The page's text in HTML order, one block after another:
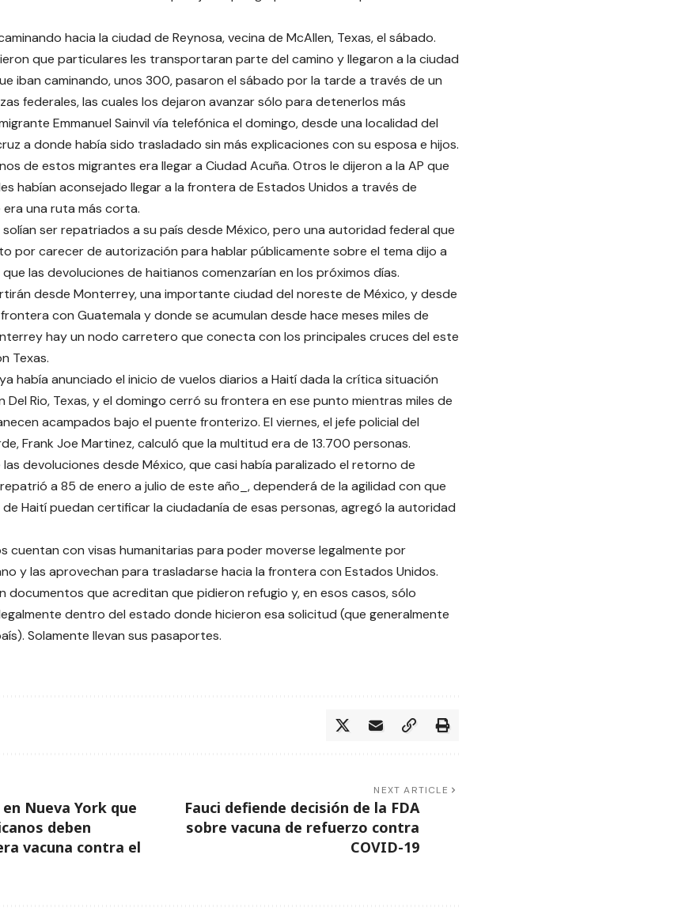
hacia la ciudad de Reynosa, vecina de McAllen, Texas, el sábado.
que particulares les transportaran parte del camino y llegaron a la ciudad
iban caminando, unos 300, pasaron el sábado por la tarde a través de un
federales, las cuales los dejaron avanzar sólo para detenerlos más
Emmanuel Sainvil vía telefónica el domingo, desde una localidad del
a donde había sido trasladado sin más explicaciones con su esposa e hijos.
de estos migrantes era llegar a Ciudad Acuña. Otros le dijeron a la AP que
habían aconsejado llegar a la frontera de Estados Unidos a través de
una ruta más corta.
ser repatriados a su país desde México, pero una autoridad federal que
por carecer de autorización para hablar públicamente sobre el tema dijo a
que las devoluciones de haitianos comenzarían en los próximos días.
desde Monterrey, una importante ciudad del noreste de México, y desde
con Guatemala y donde se acumulan desde hace meses miles de
hay un nodo carretero que conecta con los principales cruces del este
Texas.
había anunciado el inicio de vuelos diarios a Haití dada la crítica situación
Del Rio, Texas, y el domingo cerró su frontera en ese punto mientras miles de
acampados bajo el puente fronterizo. El viernes, el jefe policial del
Frank Joe Martinez, calculó que la multitud era de 13.700 personas.
devoluciones desde México, que casi había paralizado el retorno de
a 85 de enero a julio de este año_, dependerá de la agilidad con que
Haití puedan certificar la ciudadanía de esas personas, agregó la autoridad
cuentan con visas humanitarias para poder moverse legalmente por
y las aprovechan para trasladarse hacia la frontera con Estados Unidos.
documentos que acreditan que pidieron refugio y, en esos casos, sólo
dentro del estado donde hicieron esa solicitud (que generalmente
Solamente llevan sus pasaportes.
Nueva York que
deben
vacuna contra el
NEXT ARTICLE
Fauci defiende decisión de la FDA
sobre vacuna de refuerzo contra
COVID-19